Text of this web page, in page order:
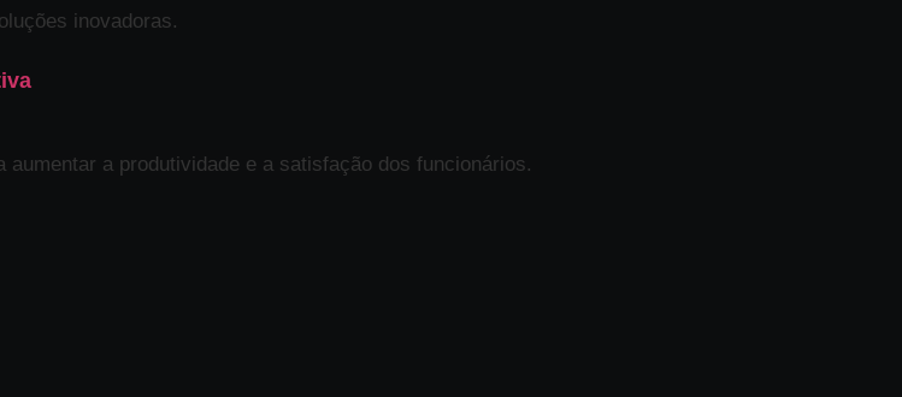
inovadoras.
a produtividade e a satisfação dos funcionários.